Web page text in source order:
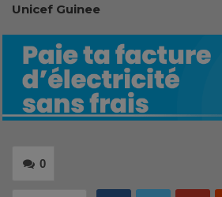
Unicef Guinee
0